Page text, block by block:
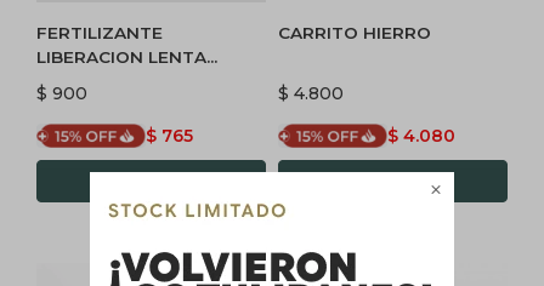

FERTILIZANTE
LIBERACION LENTA
OSMOCOTE
$ 900
$ 765
CARRITO HIERRO
$ 4.800
$ 4.080